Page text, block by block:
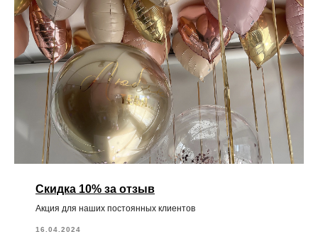
Скидка 10% за отзыв
Акция для наших постоянных клиентов
16.04.2024